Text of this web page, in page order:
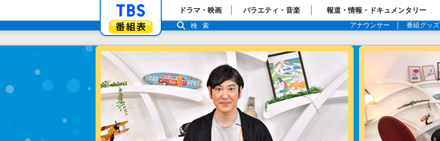
「TBSテレビ」トップページ
番組表
ドラマ・映画 バラエティ・音楽 報道・情報・ドキュメンタリー
アナウンサー 番組グッズ
検索